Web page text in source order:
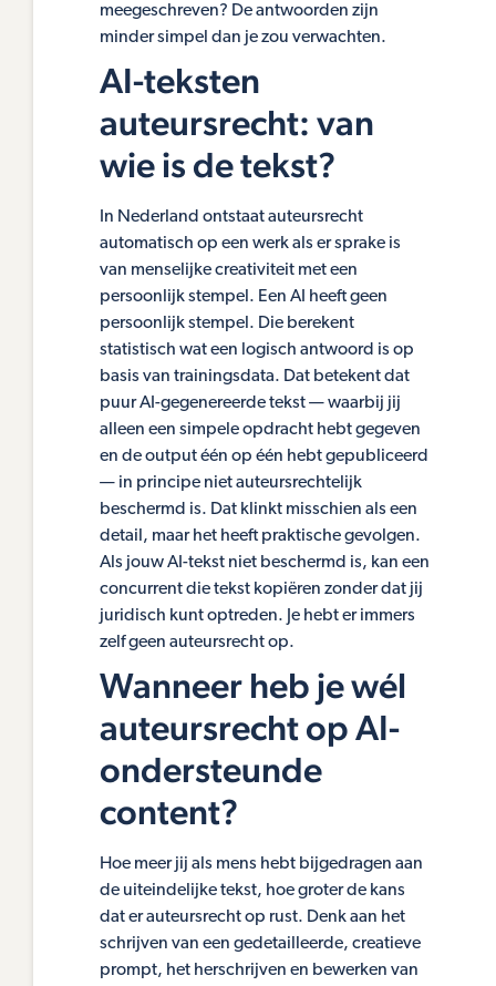
meegeschreven? De antwoorden zijn
minder simpel dan je zou verwachten.
AI-teksten
auteursrecht: van
wie is de tekst?
In Nederland ontstaat auteursrecht
automatisch op een werk als er sprake is
van menselijke creativiteit met een
persoonlijk stempel. Een AI heeft geen
persoonlijk stempel. Die berekent
statistisch wat een logisch antwoord is op
basis van trainingsdata. Dat betekent dat
puur AI-gegenereerde tekst — waarbij jij
alleen een simpele opdracht hebt gegeven
en de output één op één hebt gepubliceerd
— in principe niet auteursrechtelijk
beschermd is. Dat klinkt misschien als een
detail, maar het heeft praktische gevolgen.
Als jouw AI-tekst niet beschermd is, kan een
concurrent die tekst kopiëren zonder dat jij
juridisch kunt optreden. Je hebt er immers
zelf geen auteursrecht op.
Wanneer heb je wél
auteursrecht op AI-
ondersteunde
content?
Hoe meer jij als mens hebt bijgedragen aan
de uiteindelijke tekst, hoe groter de kans
dat er auteursrecht op rust. Denk aan het
schrijven van een gedetailleerde, creatieve
prompt, het herschrijven en bewerken van